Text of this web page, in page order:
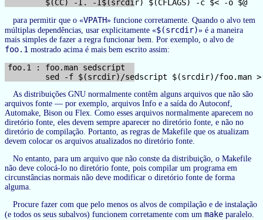
para permitir que o «VPATH» funcione corretamente. Quando o alvo tem
múltiplas dependências, usar explicitamente «$(srcdir)» é a maneira
mais simples de fazer a regra funcionar bem. Por exemplo, o alvo de
foo.1 mostrado acima é mais bem escrito assim:
foo.1 : foo.man sedscript
As distribuições GNU normalmente contêm alguns arquivos que não são
arquivos fonte — por exemplo, arquivos Info e a saída do Autoconf,
Automake, Bison ou Flex. Como esses arquivos normalmente aparecem no
diretório fonte, eles devem sempre aparecer no diretório fonte, e não no
diretório de compilação. Portanto, as regras de Makefile que os atualizam
devem colocar os arquivos atualizados no diretório fonte.
No entanto, para um arquivo que não conste da distribuição, o Makefile
não deve colocá-lo no diretório fonte, pois compilar um programa em
circunstâncias normais não deve modificar o diretório fonte de forma
alguma.
Procure fazer com que pelo menos os alvos de compilação e de instalação
(e todos os seus subalvos) funcionem corretamente com um make paralelo.